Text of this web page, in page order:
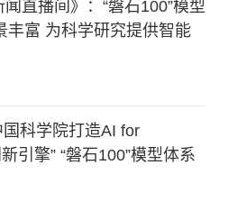
闻直播间》：“磐石100”模型
丰富 为科学研究提供智能
国科学院打造AI for
引擎” “磐石100”模型体系